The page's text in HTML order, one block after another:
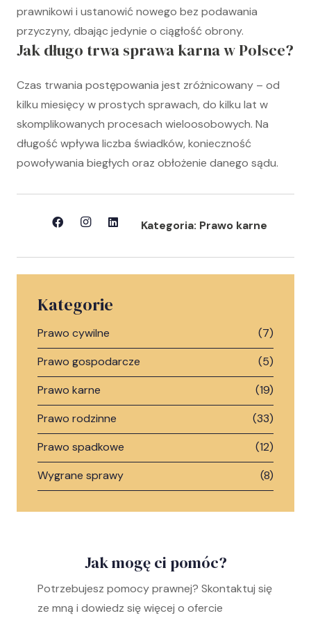
prawnikowi i ustanowić nowego bez podawania
przyczyny, dbając jedynie o ciągłość obrony.
Jak długo trwa sprawa karna w Polsce?
Czas trwania postępowania jest zróżnicowany – od
kilku miesięcy w prostych sprawach, do kilku lat w
skomplikowanych procesach wieloosobowych. Na
długość wpływa liczba świadków, konieczność
powoływania biegłych oraz obłożenie danego sądu.
Kategoria: Prawo karne
Kategorie
Prawo cywilne
(7)
Prawo gospodarcze
(5)
Prawo karne
(19)
Prawo rodzinne
(33)
Prawo spadkowe
(12)
Wygrane sprawy
(8)
Jak mogę ci pomóc?
Potrzebujesz pomocy prawnej? Skontaktuj się
ze mną i dowiedz się więcej o ofercie